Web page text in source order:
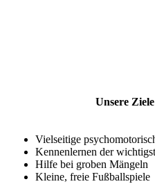
Unsere Ziele
Vielseitige
Kennenlernen der
Hilfe bei groben Mängeln
Kleine, freie Fußballspiele